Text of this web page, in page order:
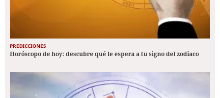
PREDICCIONES
Horóscopo de hoy: descubre qué le espera a tu signo del zodiaco